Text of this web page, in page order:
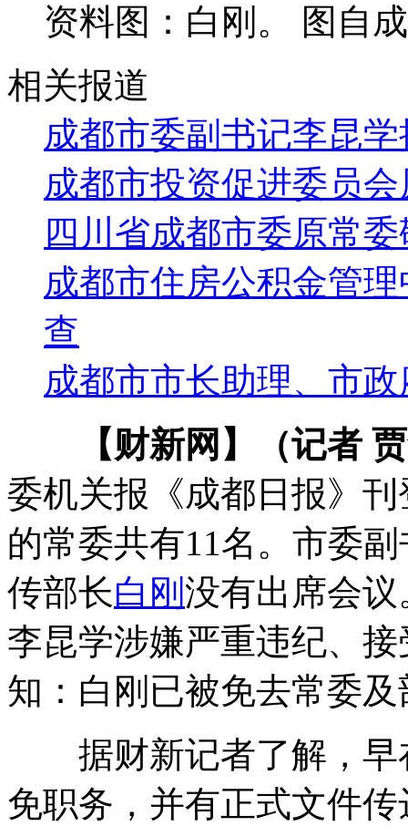
资料图：白刚。 图自
相关报道
成都市委副书记李昆
成都市投资促进委员
四川省成都市委原常
成都市住房公积金管
查
成都市市长助理、市
【财新网】（记者
委机关报《成都日报》
的常委共有11名。市委
传部长白刚 没有出席会
李昆学涉嫌严重违纪、
知：白刚已被免去常委
据财新记者了解，早
免职务，并有正式文件传